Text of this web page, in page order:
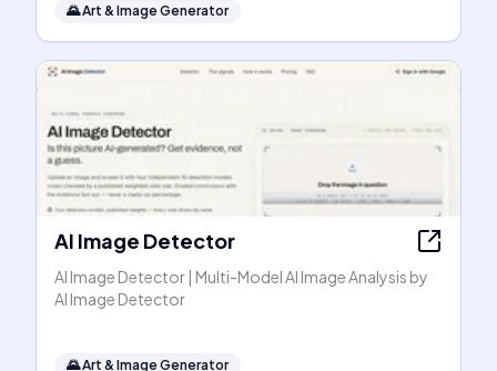
🌄Art & Image Generator
AI Image Detector
AI Image Detector | Multi-Model AI Image Analysis by
AI Image Detector
🌄Art & Image Generator